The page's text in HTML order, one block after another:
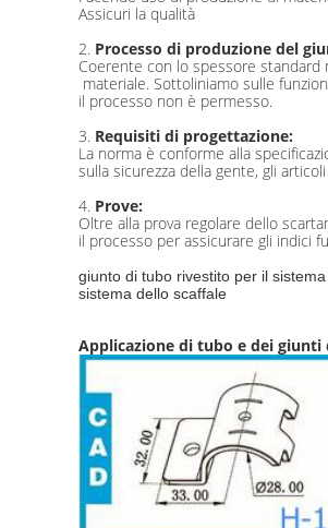
Assicuri la qualità
2. Processo di produzione del
Coerente con lo spessore standard
materiale. Sottoliniamo sulle
il processo non è permesso.
3. Requisiti di progettazione:
La norma è conforme alla
sulla sicurezza della gente, gli
4. Prove:
Oltre alla prova regolare dello
il processo per assicurare gli indici
giunto di tubo rivestito per il
sistema dello scaffale
Applicazione di tubo e dei giunti